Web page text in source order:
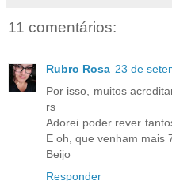
11 comentários:
Rubro Rosa 23 de
Por isso, muitos
rs
Adorei poder rever
E oh, que venham mais
Beijo
Responder